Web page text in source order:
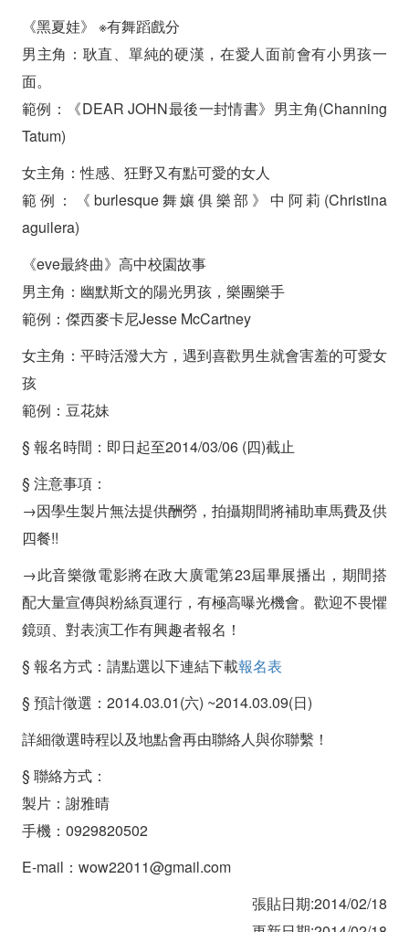
《黑夏娃》 ※有舞蹈戲分
男主角：耿直、單純的硬漢，在愛人面前會有小男孩一
面。
範例：《DEAR JOHN最後一封情書》男主角(Channing
Tatum)
女主角：性感、狂野又有點可愛的女人
範例：《burlesque舞孃俱樂部》中阿莉(Christina
aguilera)
《eve最終曲》高中校園故事
男主角：幽默斯文的陽光男孩，樂團樂手
範例：傑西麥卡尼Jesse McCartney
女主角：平時活潑大方，遇到喜歡男生就會害羞的可愛女
孩
範例：豆花妹
§ 報名時間：即日起至2014/03/06 (四)截止
§ 注意事項：
→因學生製片無法提供酬勞，拍攝期間將補助車馬費及供
四餐!!
→此音樂微電影將在政大廣電第23屆畢展播出，期間搭
配大量宣傳與粉絲頁運行，有極高曝光機會。歡迎不畏懼
鏡頭、對表演工作有興趣者報名！
§ 報名方式：請點選以下連結下載報名表
§ 預計徵選：2014.03.01(六) ~2014.03.09(日)
詳細徵選時程以及地點會再由聯絡人與你聯繫！
§ 聯絡方式：
製片：謝雅晴
手機：0929820502
E-mail：wow22011@gmail.com
張貼日期:2014/02/18